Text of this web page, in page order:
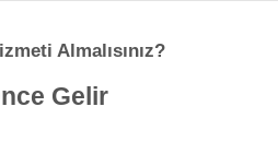
Almalısınız?
Gelir